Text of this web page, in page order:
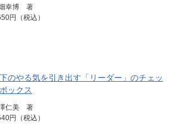
幸博 著
円（税込）
のやる気を引き出す「リーダー」のチェッ
ックス
仁美 著
円（税込）